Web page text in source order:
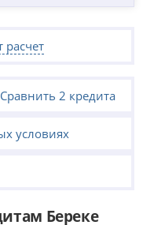
расчет
Сравнить 2 кредита
условиях
Береке